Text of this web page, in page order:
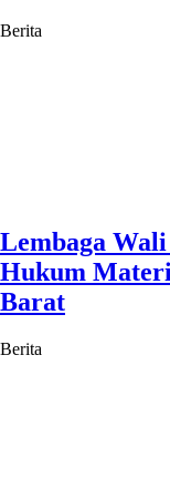
Berita
Lembaga
Hukum
Barat
Berita